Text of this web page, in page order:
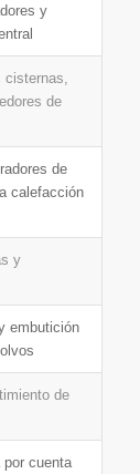
y
de
de
calefacción
y
embutición
de
cuenta